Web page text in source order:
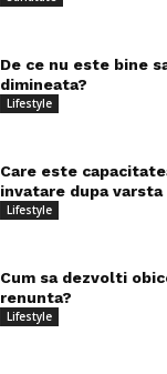
De ce nu este bine
dimineata?
Lifestyle
Care este
invatare dupa varsta
Lifestyle
Cum sa dezvolti
renunta?
Lifestyle